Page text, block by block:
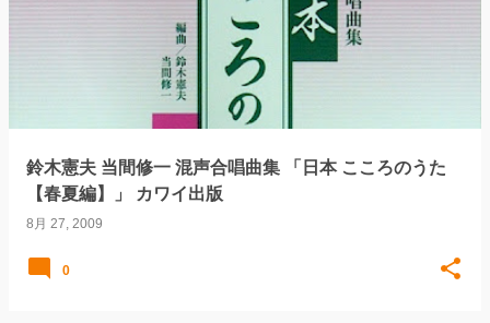
鈴木憲夫 当間修一 混声合唱曲集 「日本 こころのうた
【春夏編】」 カワイ出版
8月 27, 2009
0